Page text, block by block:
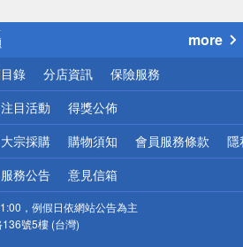
送
請小心！
more
錄 分店資訊 保險服務
注目活動 得獎公佈
大宗採購 購物須知 會員服務條款 隱
服務公告 意見信箱
，例假日依網站公告為主
號5樓 (台灣)